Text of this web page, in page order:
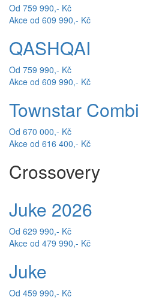
Od 759 990,- Kč
Akce od 609 990,- Kč
QASHQAI
Od 759 990,- Kč
Akce od 609 990,- Kč
Townstar Combi
Od 670 000,- Kč
Akce od 616 400,- Kč
Crossovery
Juke 2026
Od 629 990,- Kč
Akce od 479 990,- Kč
Juke
Od 459 990,- Kč